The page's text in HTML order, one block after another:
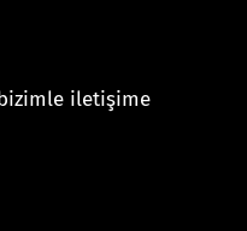
iletişime